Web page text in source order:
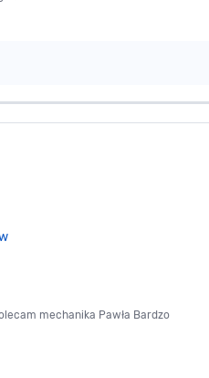
mechanika Pawła Bardzo